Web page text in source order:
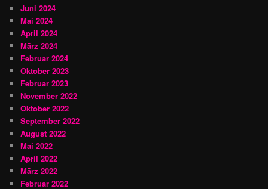
Juni 2024
Mai 2024
April 2024
März 2024
Februar 2024
Oktober 2023
Februar 2023
November 2022
Oktober 2022
September 2022
August 2022
Mai 2022
April 2022
März 2022
Februar 2022